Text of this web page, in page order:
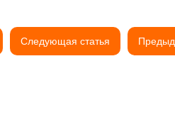
Следующая статья